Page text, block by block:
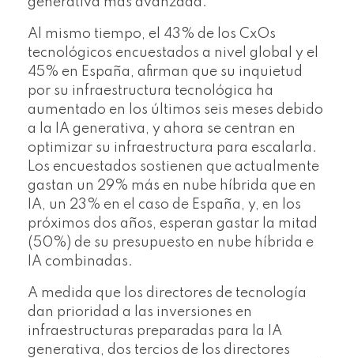
Al mismo tiempo, el 43% de los CxOs
tecnológicos encuestados a nivel global y el
45% en España, afirman que su inquietud
por su infraestructura tecnológica ha
aumentado en los últimos seis meses debido
a la IA generativa, y ahora se centran en
optimizar su infraestructura para escalarla.
Los encuestados sostienen que actualmente
gastan un 29% más en nube híbrida que en
IA, un 23% en el caso de España, y, en los
próximos dos años, esperan gastar la mitad
(50%) de su presupuesto en nube híbrida e
IA combinadas.
A medida que los directores de tecnología
dan prioridad a las inversiones en
infraestructuras preparadas para la IA
generativa, dos tercios de los directores